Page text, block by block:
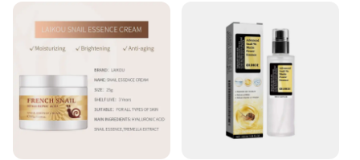
Our Collagen Snail Facial Cream is not only
effective but also adaptive to your lifestyle. Its
easy-to-use format and practical design make it a
staple in any skincare routine. The cream's
sustainable sourcing ensures that you're not only
treating your skin but also contributing to a more
eco-conscious approach to beauty. Whether you're a
professional skincare provider or a discerning
individual looking for the best in skincare, our
Collagen Snail Facial Cream is the perfect choice